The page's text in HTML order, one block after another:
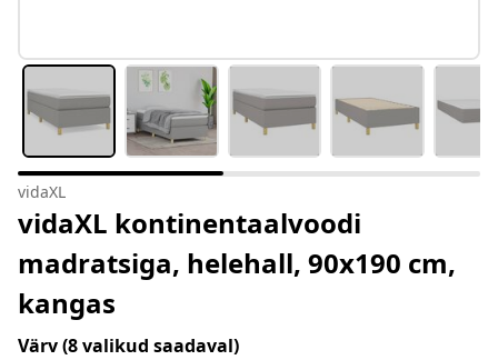
vidaXL
vidaXL kontinentaalvoodi
madratsiga, helehall, 90x190 cm,
kangas
Värv(8 valikud saadaval)